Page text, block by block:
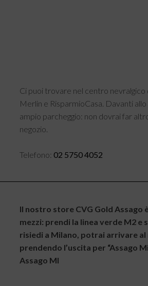
Ci puoi trovare nel centro
Merlin e RisparmioCasa. Davanti
ampio parcheggio: non dovrai far
negozio.
Telefono: 02 5750 4052
Il nostro store CVG Gold Assago
mezzi: prendi la linea verde M2
risiedi a Milano, potrai arrivare
prendendo l’uscita per “Assago
Assago MI